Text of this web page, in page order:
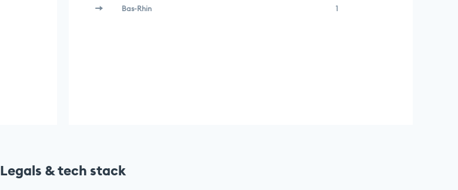
Bas-Rhin 1
Legals & tech stack